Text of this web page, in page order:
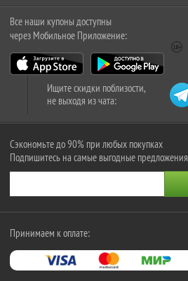
Все наши купоны доступны
через Мобильное Приложение:
Ищите скидки поблизости,
не выходя из чата:
Сэкономьте до 90% при любых покупках
Подпишитесь на самые выгодные предложения
Принимаем к оплате: